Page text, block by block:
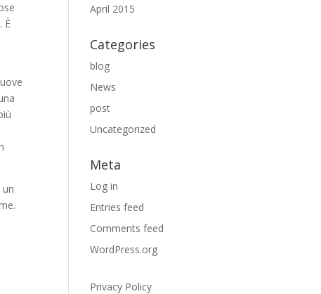
È
April 2015
Categories
blog
News
post
Uncategorized
Meta
Log in
Entries feed
Comments feed
WordPress.org
Privacy Policy